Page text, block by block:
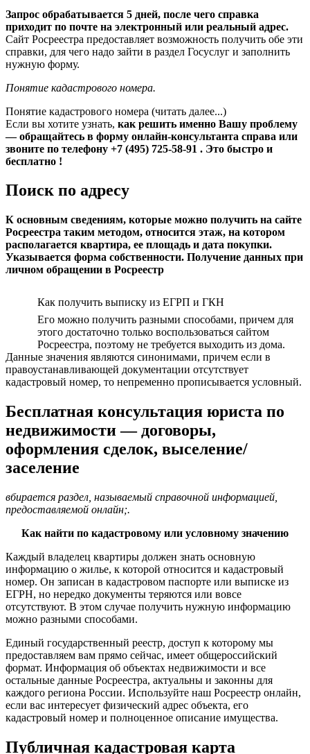
Запрос обрабатывается 5 дней, после чего справка
приходит по почте на электронный или реальный адрес.
Сайт Росреестра предоставляет возможность получить обе эти
справки, для чего надо зайти в раздел Госуслуг и заполнить
нужную форму.
Понятие кадастрового номера.
Понятие кадастрового номера (читать далее...)
Если вы хотите узнать, как решить именно Вашу проблему
— обращайтесь в форму онлайн-консультанта справа или
звоните по телефону +7 (495) 725-58-91 . Это быстро и
бесплатно !
Поиск по адресу
К основным сведениям, которые можно получить на сайте
Росреестра таким методом, относится этаж, на котором
располагается квартира, ее площадь и дата покупки.
Указывается форма собственности. Получение данных при
личном обращении в Росреестр
Как получить выписку из ЕГРП и ГКН
Его можно получить разными способами, причем для
этого достаточно только воспользоваться сайтом
Росреестра, поэтому не требуется выходить из дома.
Данные значения являются синонимами, причем если в
правоустанавливающей документации отсутствует
кадастровый номер, то непременно прописывается условный.
Бесплатная консультация юриста по
недвижимости — договоры,
оформления сделок, выселение/
заселение
вбирается раздел, называемый справочной информацией,
предоставляемой онлайн;.
Как найти по кадастровому или условному значению
Каждый владелец квартиры должен знать основную
информацию о жилье, к которой относится и кадастровый
номер. Он записан в кадастровом паспорте или выписке из
ЕГРН, но нередко документы теряются или вовсе
отсутствуют. В этом случае получить нужную информацию
можно разными способами.
Единый государственный реестр, доступ к которому мы
предоставляем вам прямо сейчас, имеет общероссийский
формат. Информация об объектах недвижимости и все
остальные данные Росреестра, актуальны и законны для
каждого региона России. Используйте наш Росреестр онлайн,
если вас интересует физический адрес объекта, его
кадастровый номер и полноценное описание имущества.
Публичная кадастровая карта